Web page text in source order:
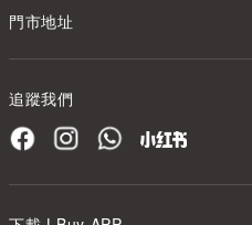
門市地址
追蹤我們